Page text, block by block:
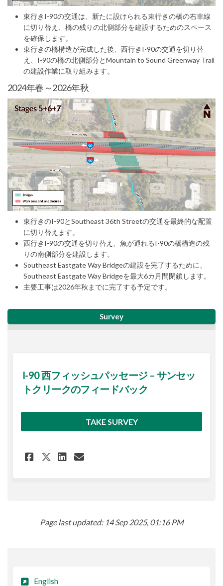
(External link)
東行きI-90の交通は、新たに設けられる東行きの橋の右車線
に切り替え、橋の残りの北側部分を建設するためのスペース
を確保します。
東行きの橋構造が完成した後、西行きI-90の交通を切り替
え、I-90の橋の北側部分とMountain to Sound Greenway Trail
の建設作業に取り組みます。
2024年春～2026年秋
(External link)
東行きのI-90とSoutheast 36th Streetの交通を最終的な配置
に切り替えます。
西行きI-90の交通を切り替え、魚が通れるI-90の橋構造の残
りの南側部分を建設します。
Southeast Eastgate Way Bridgeの建設を完了するために、
Southeast Eastgate Way Bridgeを最大6カ月間閉鎖します。
主要工事は2026年秋までに完了する予定です。
Survey
I-90 西フィッシュパッセージ – サンセッ
トクリークのフィードバック
TAKE SURVEY
Share I-90 西フィッシュパッセージ
Share I-90 西フィッシュパッセ
Share I-90 西フィッシュパッ
Email I-90 西フィッシュパ
Page last updated: 14 Sep 2025, 01:16 PM
English